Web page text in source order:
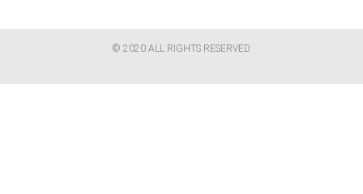
© 2020 ALL RIGHTS RESERVED​